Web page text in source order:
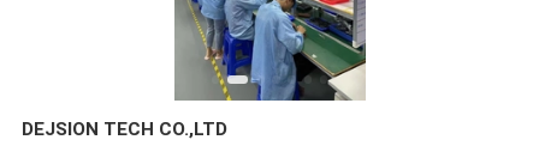
DEJSION TECH CO.,LTD